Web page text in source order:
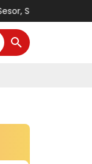
Ke-129